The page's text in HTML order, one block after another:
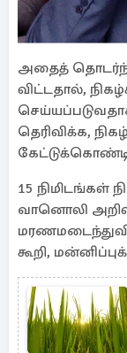
அதைத்
விட்டதால்,
தெரிவிக்க,
15 நிமிடங்கள்
வானொலி
கூறி,